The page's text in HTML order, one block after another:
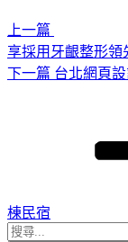
上一篇
享採用牙齦整形領
下
下一篇 台北網頁
棟民宿
搜